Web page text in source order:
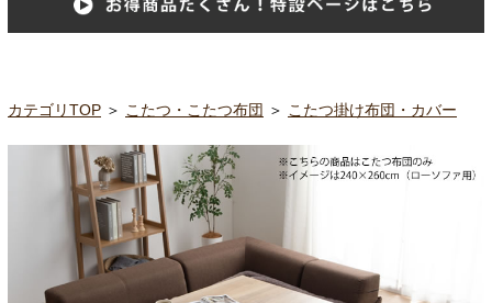
カテゴリTOP ＞ こたつ・こたつ布団 ＞ こたつ掛け布団・カバー